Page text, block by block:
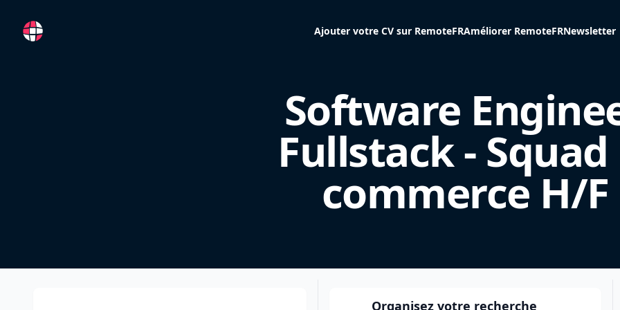
RemoteFR Ajouter votre CV sur RemoteFRAméliorer RemoteFRNewsletter
Software
Fullstack - Squad
commerce H/F
Organisez votre recherche